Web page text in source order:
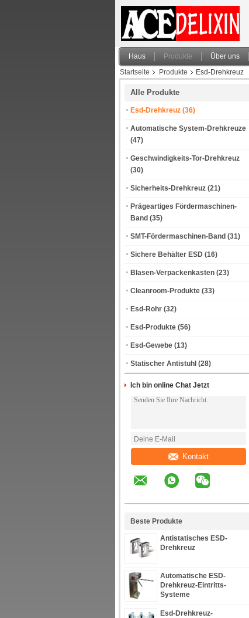
Haus Produkte Über uns
Startseite
Produkte Esd-Drehkreuz
Alle Produkte
Esd-Drehkreuz (36)
Automatische System-Drehkreuze
(47)
Geschwindigkeits-Tor-Drehkreuz
(30)
Sicherheits-Drehkreuz (21)
Prägeartiges Fördermaschinen-
Band (35)
SMT-Fördermaschinen-Band (31)
Sichere Behälter ESD (16)
Blasen-Verpackenkasten (23)
Cleanroom-Produkte (33)
Esd-Rohr (32)
Esd-Produkte (56)
Esd-Gewebe (13)
Statischer Antistuhl (28)
Ich bin online Chat Jetzt
Kontakt
Beste Produkte
Antistatisches ESD-
Drehkreuz
Automatische ESD-
Drehkreuz-Eintritts-
Systeme
Esd-Drehkreuz-